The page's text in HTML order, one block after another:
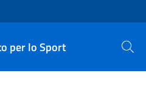
per lo Sport Cerca